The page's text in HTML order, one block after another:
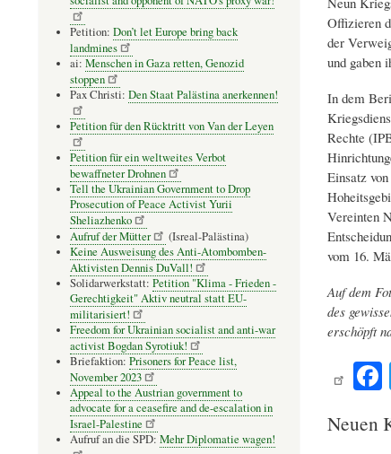
Offizieren
der
und gaben
In dem
Rechte
Einsatz
Vereinten
vom 16.
Auf dem
des
erschöpft
Neuen
Petition: Don’t let Europe bring back
landmines
ai: Menschen in Gaza retten, Genozid
stoppen
Pax Christi: Den Staat Palästina anerkennen!
Petition für den Rücktritt von Van der Leyen
Petition für ein weltweites Verbot
bewaffneter Drohnen
Tell the Ukrainian Government to Drop
Prosecution of Peace Activist Yurii
Sheliazhenko
Aufruf der Mütter
(Isreal-Palästina)
Keine Ausweisung des Anti-Atombomben-
Aktivisten Dennis DuVall!
Solidarwerkstatt: Petition "Klima - Frieden -
Gerechtigkeit" Aktiv neutral statt EU-
militarisiert!
Freedom for Ukrainian socialist and anti-war
activist Bogdan Syrotiuk!
Briefaktion: Prisoners for Peace list,
November 2023
Appeal to the Austrian government to
advocate for a ceasefire and de-escalation in
Israel-Palestine
Aufruf an die SPD: Mehr Diplomatie wagen!